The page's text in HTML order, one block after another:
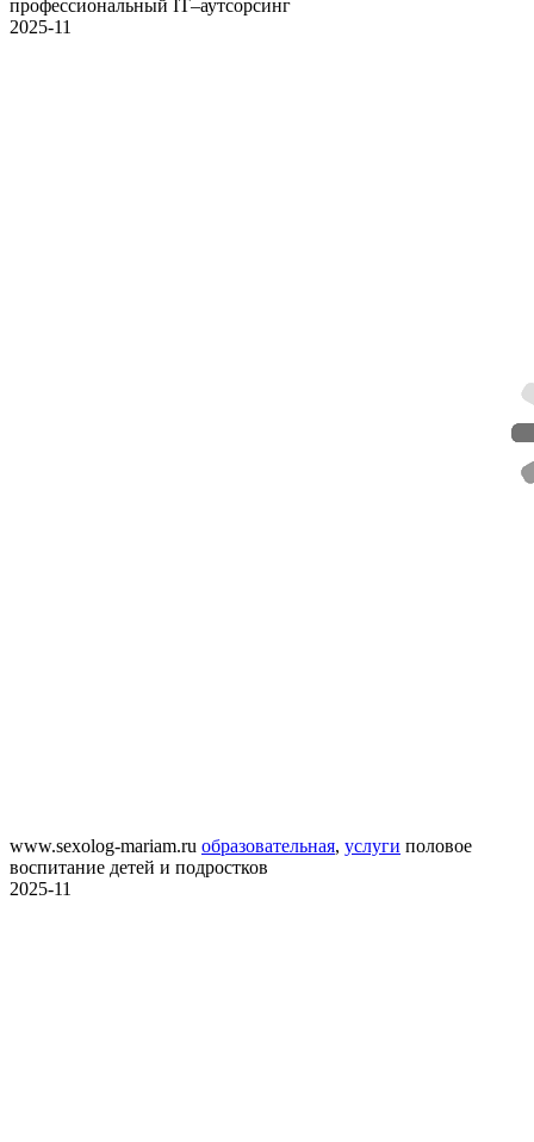
профессиональный IT–аутсорсинг
2025-11
www.sexolog-mariam.ru образовательная, услуги половое
воспитание детей и подростков
2025-11